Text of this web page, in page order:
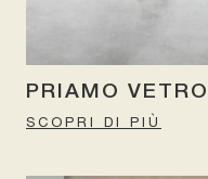
PRIAMO VETRO
SCOPRI DI PIÙ